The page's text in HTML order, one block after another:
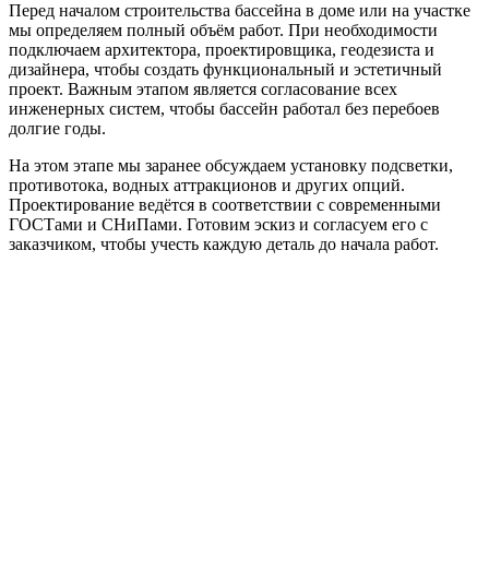
Перед началом строительства бассейна в доме или на участке
мы определяем полный объём работ. При необходимости
подключаем архитектора, проектировщика, геодезиста и
дизайнера, чтобы создать функциональный и эстетичный
проект. Важным этапом является согласование всех
инженерных систем, чтобы бассейн работал без перебоев
долгие годы.
На этом этапе мы заранее обсуждаем установку подсветки,
противотока, водных аттракционов и других опций.
Проектирование ведётся в соответствии с современными
ГОСТами и СНиПами. Готовим эскиз и согласуем его с
заказчиком, чтобы учесть каждую деталь до начала работ.